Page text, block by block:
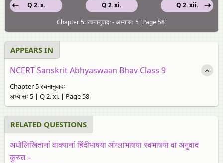
Q 2. xi.
Q 2. x.
Q 2. xii.
Chapter 5: रचनानुवादः - अभ्यासः 5 [Page 58]
APPEARS IN
NCERT Sanskrit Abhyaswaan Bhav Class 9
Chapter 5 रचनानुवादः
अभ्यासः 5 | Q 2. xi. | Page 58
RELATED QUESTIONS
अधोलिखितानां वाक्यानां हिंदीभाषया आंग्लाभाषया स्वभाषया वा अनुवाद
कुरुत –